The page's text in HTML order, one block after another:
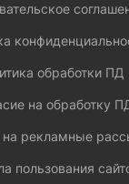
обработки ПД
на обработку
на рекламные
пользования